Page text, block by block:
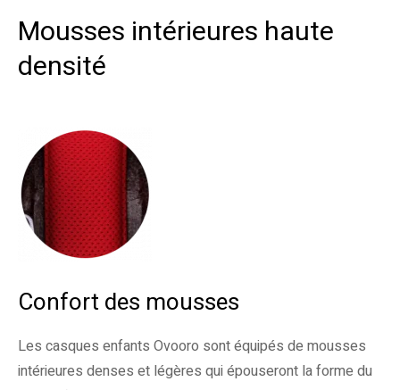
Mousses intérieures haute
densité
Confort des mousses
Les casques enfants Ovooro sont équipés de mousses
intérieures denses et légères qui épouseront la forme du